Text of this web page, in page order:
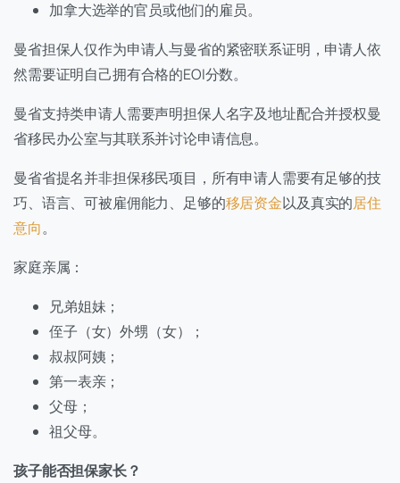
加拿大选举的官员或他们的雇员。
曼省担保人仅作为申请人与曼省的紧密联系证明，申请人依
然需要证明自己拥有合格的EOI分数。
曼省支持类申请人需要声明担保人名字及地址配合并授权曼
省移民办公室与其联系并讨论申请信息。
曼省省提名并非担保移民项目，所有申请人需要有足够的技
巧、语言、可被雇佣能力、足够的移居资金以及真实的居住
意向。
家庭亲属：
兄弟姐妹；
侄子（女）外甥（女）；
叔叔阿姨；
第一表亲；
父母；
祖父母。
孩子能否担保家长？